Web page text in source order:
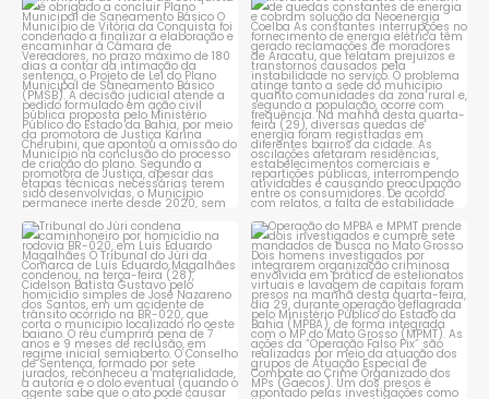
Município de Vitória da
Conquista é obrigado a...
1 0
Moradores de Aracatu
reclamam de quedas
constantes ...
1 0
Tribunal do Júri condena
caminhoneiro por...
1 0
Operação do MPBA e MPMT
prende dois investigados e...
1 0